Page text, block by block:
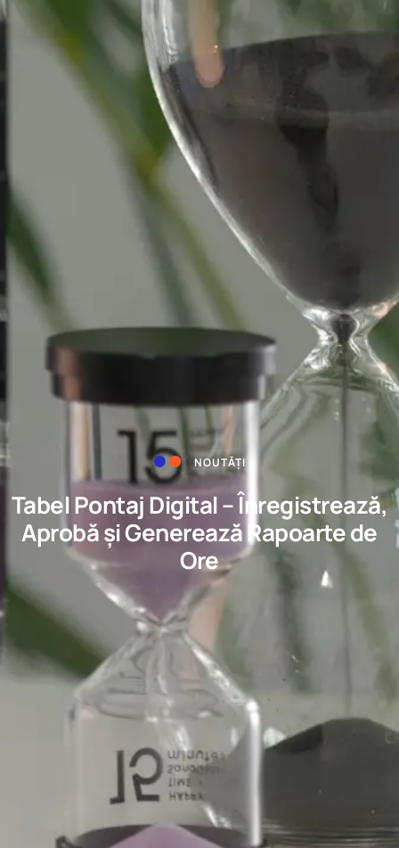
NOUTĂȚI
Tabel Pontaj Digital – Înregistrează,
Aprobă și Generează Rapoarte de
Ore